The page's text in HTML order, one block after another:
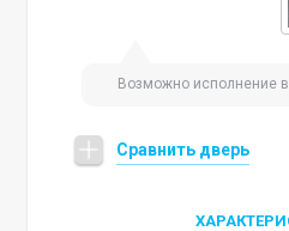
Возможно исполнение
Сравнить дверь